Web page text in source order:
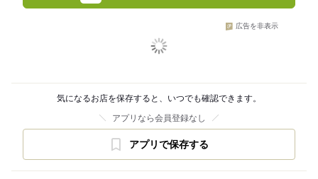
広告を非表示
気になるお店を保存すると、いつでも確認できます。
アプリなら会員登録なし
アプリで保存する